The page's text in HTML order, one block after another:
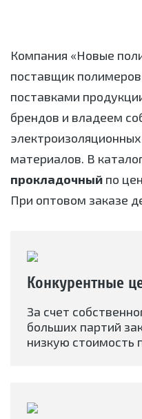
Компания «Новые
поставщик
поставками
брендов и владеем
материалов. В
прокладочный по
При оптовом заказе
Конкурентные
За счет
больших партий
низкую стоимость